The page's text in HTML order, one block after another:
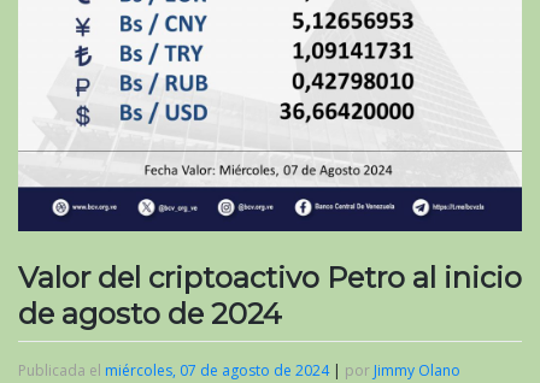
Valor del criptoactivo Petro al inicio
de agosto de 2024
Publicada el miércoles, 07 de agosto de 2024| por Jimmy Olano